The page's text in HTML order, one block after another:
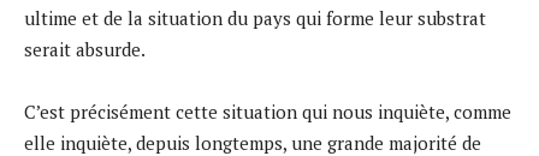
ultime et de la situation du pays qui forme leur substrat
serait absurde.
C’est précisément cette situation qui nous inquiète, comme
elle inquiète, depuis longtemps, une grande majorité de